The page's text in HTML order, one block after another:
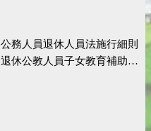
公務人員退休人員法施行細則
退休公教人員子女教育補助規定